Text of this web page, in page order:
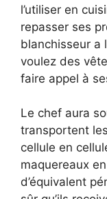
l’utiliser en
repasser ses
blanchisseur a
voulez des
faire appel à
Le chef aura
transportent
cellule en
maquereaux
d’équivalent